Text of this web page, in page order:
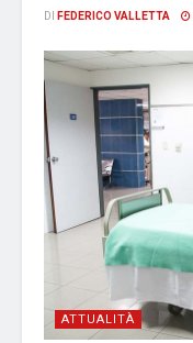
DI FEDERICO VALLETTA
ATTUALITÀ